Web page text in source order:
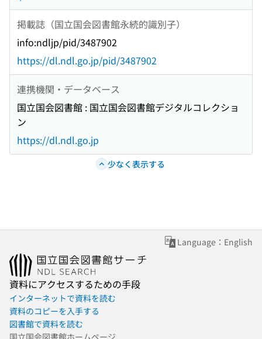
掲載誌（国立国会図書館永続的識別子）
info:ndljp/pid/3487902
https://dl.ndl.go.jp/pid/3487902
連携機関・データベース
国立国会図書館 : 国立国会図書館デジタルコレクショ
ン
https://dl.ndl.go.jp
少なく表示する
Language：English
資料にアクセスするための手段
インターネットで資料を読む
資料のコピーを入手する
図書館で資料を読む